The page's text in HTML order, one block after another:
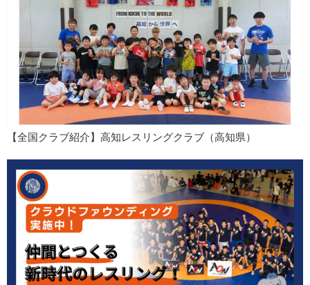
【全国クラブ紹介】高知レスリングクラブ（高知県）